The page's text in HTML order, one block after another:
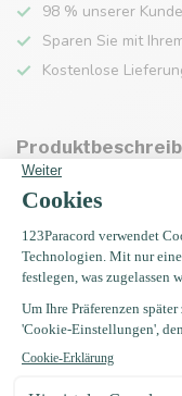
98 % unserer
Sparen Sie mit
Kostenlose
Eigenschaften
Zuletzt